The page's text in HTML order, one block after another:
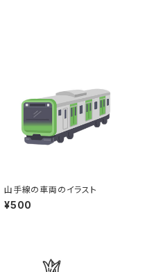
山手線の車両のイラスト
¥500